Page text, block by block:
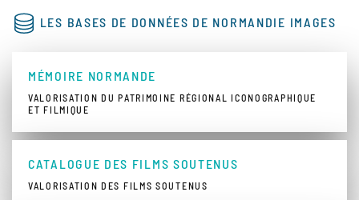
LES BASES DE DONNÉES DE NORMANDIE IMAGES
MÉMOIRE NORMANDE
VALORISATION DU PATRIMOINE RÉGIONAL ICONOGRAPHIQUE
ET FILMIQUE
CATALOGUE DES FILMS SOUTENUS
VALORISATION DES FILMS SOUTENUS